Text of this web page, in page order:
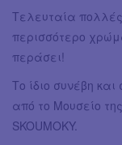
Τελευταία
περισσότερο
περάσει!
Το ίδιο συνέβη
από το Μουσείο
SKOUMOKY.